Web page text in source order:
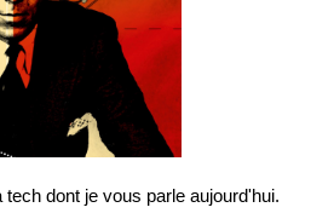
dont je vous parle aujourd'hui.